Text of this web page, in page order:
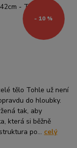
- 10 %
tělo Tohle už není
do hloubky.
tak, aby
která si běžně
po... celý